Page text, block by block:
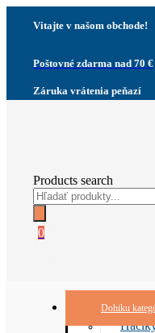
Vitajte v našom obchode!
Poštovné zdarma nad 70 €
Záruka vrátenia peňazí
Products search
0
Dohiku